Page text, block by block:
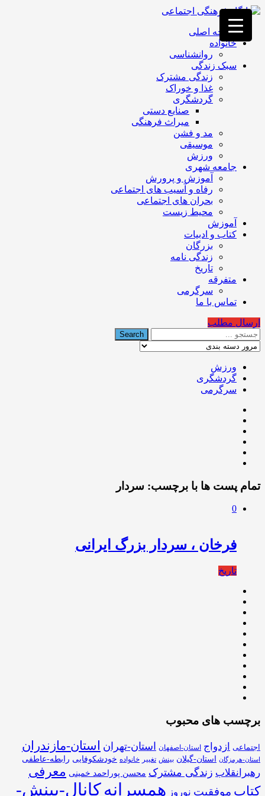
فصد
خون
غرب
تهران
خشکشویی
تصفیه
تهران
صفحه اصلی
خانواده
روانشناسی
سبک زندگی
زندگی مشترک
غذا و خوراک
گردشگری
صنایع دستی
میراث فرهنگی
مد و فشن
موسیقی
ورزش
جامعه شهری
آموزش و پرورش
رفاه و آسیب های اجتماعی
بحران های اجتماعی
محیط زیست
آموزش
کتاب و ادبیات
بزرگان
زندگی نامه
تاریخ
متفرقه
سرگرمی
تماس با ما
ارسال مطلب
ورزش
گردشگری
سرگرمی
تمام پست ها با برچسب: سردار
0
فرخان ، سردار بزرگ ایرانی
تاریخ
برچسب های محبوب
اجتماعی ازدواج استان-اصفهان استان-تهران استان-مازندران
استان-هرمزگان استان-گیلان بینش تغییر خانواده خودشکوفایی رابطه-عاطفی
رهبرانقلاب زندگی مشترک محسن پوراحمد خمینی معرفی
کتاب موفقیت نوروز همسرانهکانال-بینش-